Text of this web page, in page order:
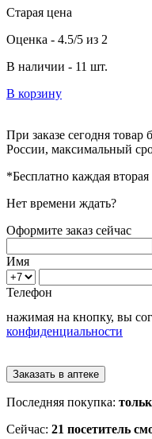
Старая цена
Оценка - 4.5/5 из 2
В наличии - 11 шт.
В корзину
При заказе сегодня товар
России, максимальный
*Бесплатно каждая вторая
Нет времени ждать?
Оформите заказ сейчас
Имя
Телефон
нажимая на кнопку, вы
конфиденциальности
Последняя покупка:
Сейчас: 21 посетитель